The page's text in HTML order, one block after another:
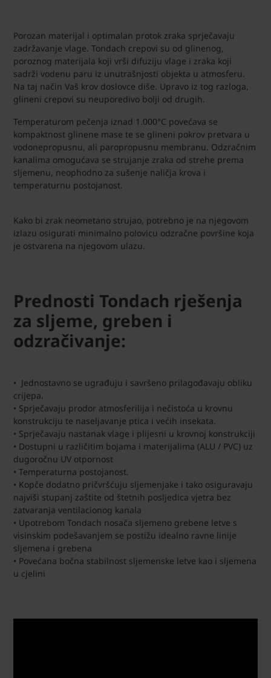
Porozan materijal i optimalan protok zraka sprječavaju
zadržavanje vlage. Tondach crepovi su od glinenog,
poroznog materijala koji vrši difuziju vlage i zraka koji
sadrži vodenu paru iz unutrašnjosti objekta u atmosferu.
Na taj način Vaš krov doslovce diše. Upravo iz tog razloga,
glineni crepovi su neuporedivo bolji od drugih.
Temperaturom pečenja iznad 1.000°C povećava se
kompaktnost glinene mase te se glineni pokrov pretvara u
vodonepropusnu, ali paropropusnu membranu. Odzračnim
kanalima omogućava se strujanje zraka od strehe prema
sljemenu, neophodno za sušenje naličja krova i
temperaturnu postojanost.
Kako bi zrak neometano strujao, potrebno je na njegovom
izlazu osigurati minimalno polovicu odzračne površine koja
je ostvarena na njegovom ulazu.
Prednosti Tondach rješenja
za sljeme, greben i
odzračivanje:
• Jednostavno se ugrađuju i savršeno prilagođavaju obliku
crijepa.
• Sprječavaju prodor atmosferilija i nečistoća u krovnu
konstrukciju te naseljavanje ptica i većih insekata.
• Sprječavaju nastanak vlage i plijesni u krovnoj konstrukciji
• Dostupni u različitim bojama i materijalima (ALU / PVC) uz
dugoročnu UV otpornost
• Temperaturna postojanost.
• Kopče dodatno pričvršćuju sljemenjake i tako osiguravaju
najviši stupanj zaštite od štetnih posljedica vjetra bez
zatvaranja ventilacionog kanala
• Upotrebom Tondach nosača sljemeno grebene letve s
visinskim podešavanjem se postižu idealno ravne linije
sljemena i grebena
• Povećana bočna stabilnost sljemenske letve kao i sljemena
u cjelini